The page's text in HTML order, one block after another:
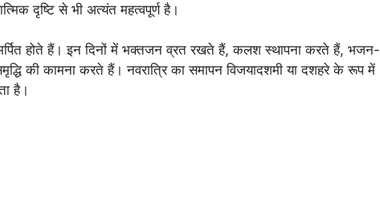
दृष्टि से भी अत्यंत महत्वपूर्ण है।
होते हैं। इन दिनों में भक्तजन व्रत रखते हैं, कलश स्थापना करते हैं, भजन-
की कामना करते हैं। नवरात्रि का समापन विजयादशमी या दशहरे के रूप में
है।